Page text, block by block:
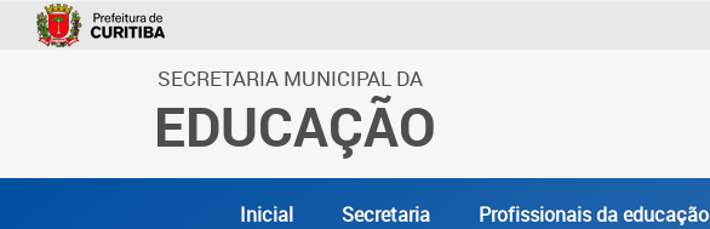
SECRETARIA MUNICIPAL DA
EDUCAÇÃO
Inicial Secretaria Profissionais da educação